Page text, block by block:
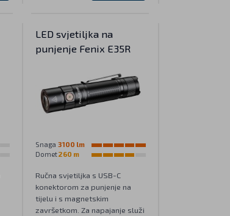
LED svjetiljka na
punjenje Fenix E35R
Snaga 3100 lm
Domet260 m
Ručna svjetiljka s USB-C
konektorom za punjenje na
tijelu i s magnetskim
završetkom. Za napajanje služi